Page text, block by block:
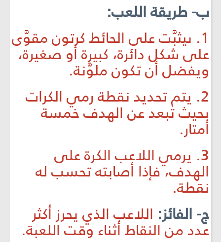
ب- طريقة اللعب:
1. ىيثبَّت على الحائط كرتون مقوَّى
على شكل دائرة، كبيرة أو صغيرة،
ويفضل أن تكون ملوَّنة.
2. يتم تحديد نقطة رمي الكرات
بحيث تبعد عن الهدف خمسة
أمتار.
3. يرمي اللاعب الكرة على
الهدف، فإذا أصابته تحسب له
نقطة.
ج- الفائز: اللاعب الذي يحرز أكثر
عدد من النقاط أثناء وقت اللعبة.